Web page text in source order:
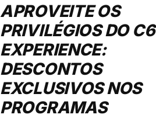
APROVEITE OS
PRIVILÉGIOS DO C6
EXPERIENCE:
DESCONTOS
EXCLUSIVOS NOS
PROGRAMAS